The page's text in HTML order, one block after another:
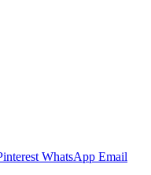
WhatsApp Email